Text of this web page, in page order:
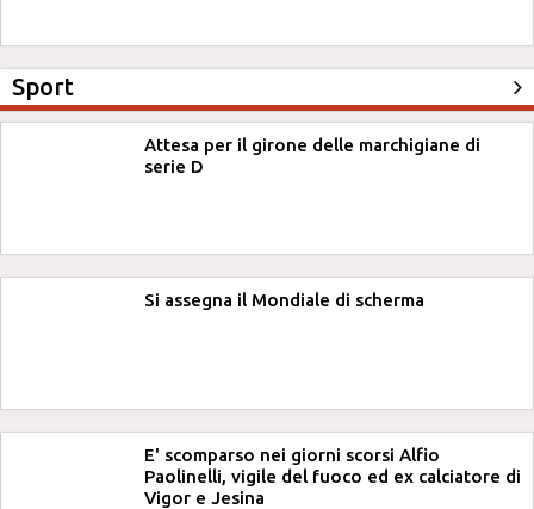
Sport
Attesa per il girone delle marchigiane di
serie D
Si assegna il Mondiale di scherma
E' scomparso nei giorni scorsi Alfio
Paolinelli, vigile del fuoco ed ex calciatore di
Vigor e Jesina